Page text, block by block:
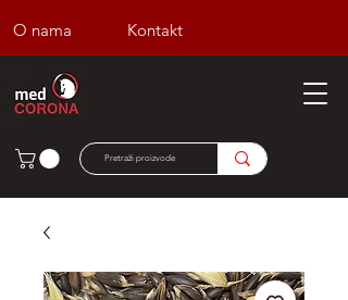
O nama Kontakt